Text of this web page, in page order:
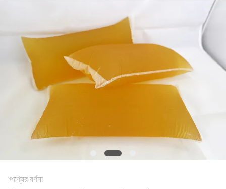
উদ্ধৃতি
অনুরোধ
গোপনীয়তা
নীতি
পণ্যের বর্ণনা